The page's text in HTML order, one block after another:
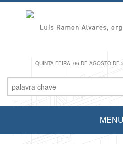
QUINTA-FEIRA, 06 DE AGOSTO
MENU